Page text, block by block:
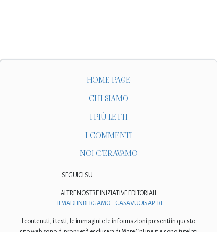
HOME PAGE
CHI SIAMO
I PIÙ LETTI
I COMMENTI
NOI C'ERAVAMO
SEGUICI SU
ALTRE NOSTRE INIZIATIVE EDITORIALI
ILMADEINBERGAMO
CASAVUOISAPERE
I contenuti, i testi, le immagini e le informazioni presenti in questo